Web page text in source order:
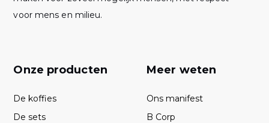
voor mens en milieu.
Onze producten
De koffies
De sets
Meer weten
Ons manifest
B Corp